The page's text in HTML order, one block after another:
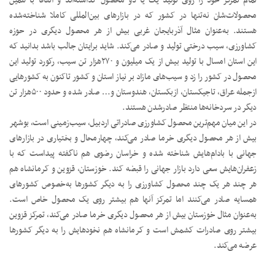
محصولات‌شان نه‌تنها در کشور که در بازارهای بین‌المللی کاملا شناخته‌شده
هستند. به‌عنوان مثال آذربایجان غربی بیش از هر محصول دیگری در حوزه
کشاورزی، سیب درختی تولید و صادر می‌کند. شاید برایتان جالب باشد بدانید که
این استان امسال با تولید بیش از یک میلیون و ۲۷۰هزار تن سیب، رکورد تولید این
محصول در کشور را زد و سیب‌های مازاد بر نیاز استان و کشور تاکنون به کشورهایی
ازجمله عراق، تاجیکستان، ازبکستان، هندوستان و… صادر شده و حدود ۵۰۰هزار تن
دیگر در سردخانه‌ها منتظر صادرشدن هستند.
در این میان مهم‌ترین محصول کشاورزی صادراتی اردبیل، سیب‌زمینی است، بوشهر
بیش از هر محصول دیگری خرما صادر می‌کند، چهارمحال و بختیاری در بازارهای
جهانی با بادام‌هایش شناخته شده و خراسان رضوی هم ناگفته پیداست که با
زعفران‌هایش سعی دارد بازار جهانی را قبضه کند. خوزستان، قزوین و کرمانشاه هم
هر چند هر یک چند محصول کشاورزی را به دیگر کشورها به‌خصوص کشورهای
همسایه صادر می‌کنند اما تمرکز آنها هم بیشتر روی یک محصول خاص است.
به‌عنوان مثال خوزستان بیش از هر محصول دیگری خرما صادر می‌کند، تمرکز قزوین
بیشتر روی صادرات کشمش است و کرمانشاه هم نخودهایش را به دیگر کشورها
عرضه می‌کند.